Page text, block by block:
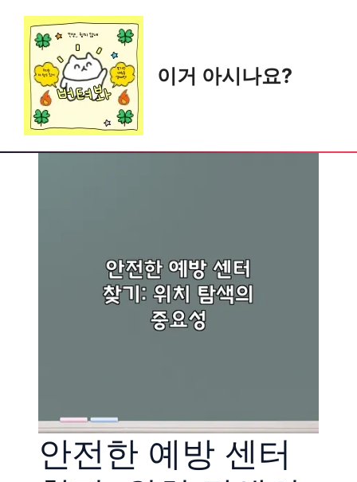
content
이거 아시나요?
안전한 예방 센터